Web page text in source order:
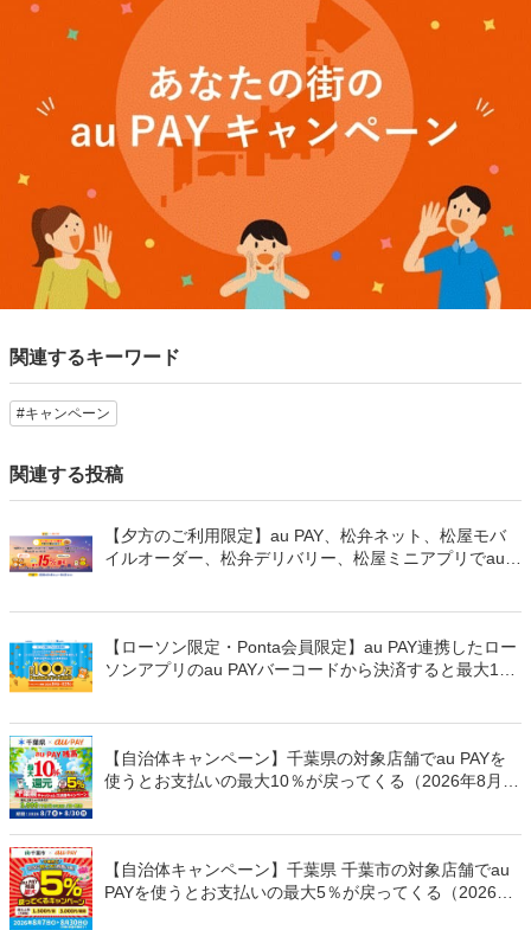
関連するキーワード
#キャンペーン
関連する投稿
【夕方のご利用限定】au PAY、松弁ネット、松屋モバ
イルオーダー、松弁デリバリー、松屋ミニアプリでau
【ローソン限定・Ponta会員限定】au PAY連携したロー
ソンアプリのau PAYバーコードから決済すると最大100
【自治体キャンペーン】千葉県の対象店舗でau PAYを
使うとお支払いの最大10％が戻ってくる（2026年8月7
【自治体キャンペーン】千葉県 千葉市の対象店舗でau
PAYを使うとお支払いの最大5％が戻ってくる（2026年